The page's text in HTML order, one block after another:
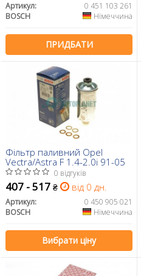
Артикул:
0 451 103 261
BOSCH
Німеччина
ПРИДБАТИ
Фільтр паливний Opel
Vectra/Astra F 1.4-2.0i 91-05
0 відгуків
407 - 517 ₴ від 0 дн.
Артикул:
0 450 905 021
BOSCH
Німеччина
Вибрати ціну